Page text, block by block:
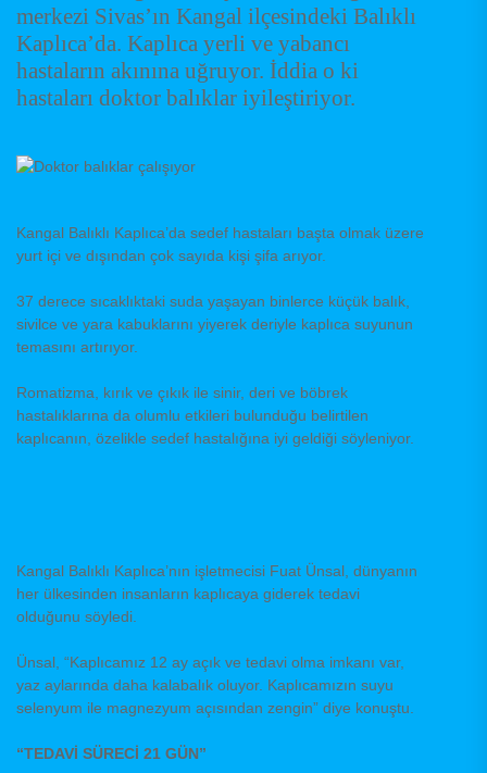
merkezi Sivas’ın Kangal ilçesindeki Balıklı
Kaplıca’da. Kaplıca yerli ve yabancı
hastaların akınına uğruyor. İddia o ki
hastaları doktor balıklar iyileştiriyor.
Kangal Balıklı Kaplıca’da sedef hastaları başta olmak üzere
yurt içi ve dışından çok sayıda kişi şifa arıyor.
37 derece sıcaklıktaki suda yaşayan binlerce küçük balık,
sivilce ve yara kabuklarını yiyerek deriyle kaplıca suyunun
temasını artırıyor.
Romatizma, kırık ve çıkık ile sinir, deri ve böbrek
hastalıklarına da olumlu etkileri bulunduğu belirtilen
kaplıcanın, özelikle sedef hastalığına iyi geldiği söyleniyor.
Kangal Balıklı Kaplıca’nın işletmecisi Fuat Ünsal, dünyanın
her ülkesinden insanların kaplıcaya giderek tedavi
olduğunu söyledi.
Ünsal, “Kaplıcamız 12 ay açık ve tedavi olma imkanı var,
yaz aylarında daha kalabalık oluyor. Kaplıcamızın suyu
selenyum ile magnezyum açısından zengin” diye konuştu.
“TEDAVİ SÜRECİ 21 GÜN”